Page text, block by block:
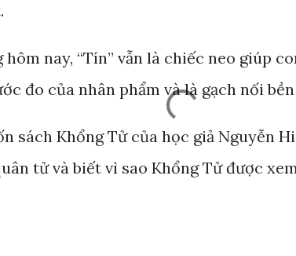
nay, “Tín” vẫn là chiếc neo giúp
đo của nhân phẩm và là gạch nối
sách Khổng Tử của học giả Nguyễn
tử và biết vì sao Khổng Tử được